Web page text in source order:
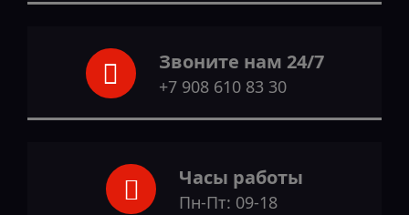
Звоните нам 24/7
+7 908 610 83 30
Часы работы
Пн-Пт: 09-18